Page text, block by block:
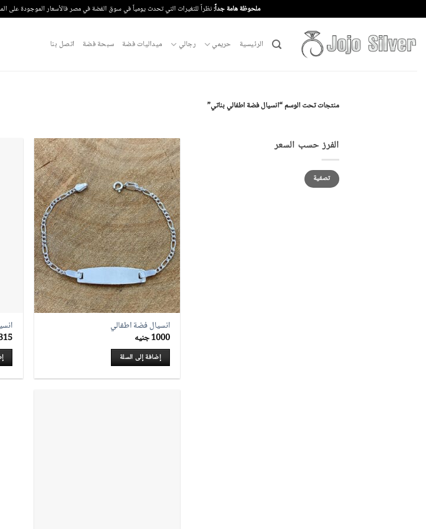
للمحتوى
ملحوظة هامة جداً:نظراً للتغيرات التي تحدث يومياً في سوق الفضة في مصر فالأسعار الموجودة على
الرئيسية حريمي رجالي ميداليات فضة سبحة فضة اتصل بنا
منتجات تحت الوسم “انسيال فضة اطفالي بناتي”
الفرز حسب السعر
أدنى
سعر
أعلى
سعرتصفية
انسيال فضة اطفالي
1000جنيه
إضافة إلى السلة